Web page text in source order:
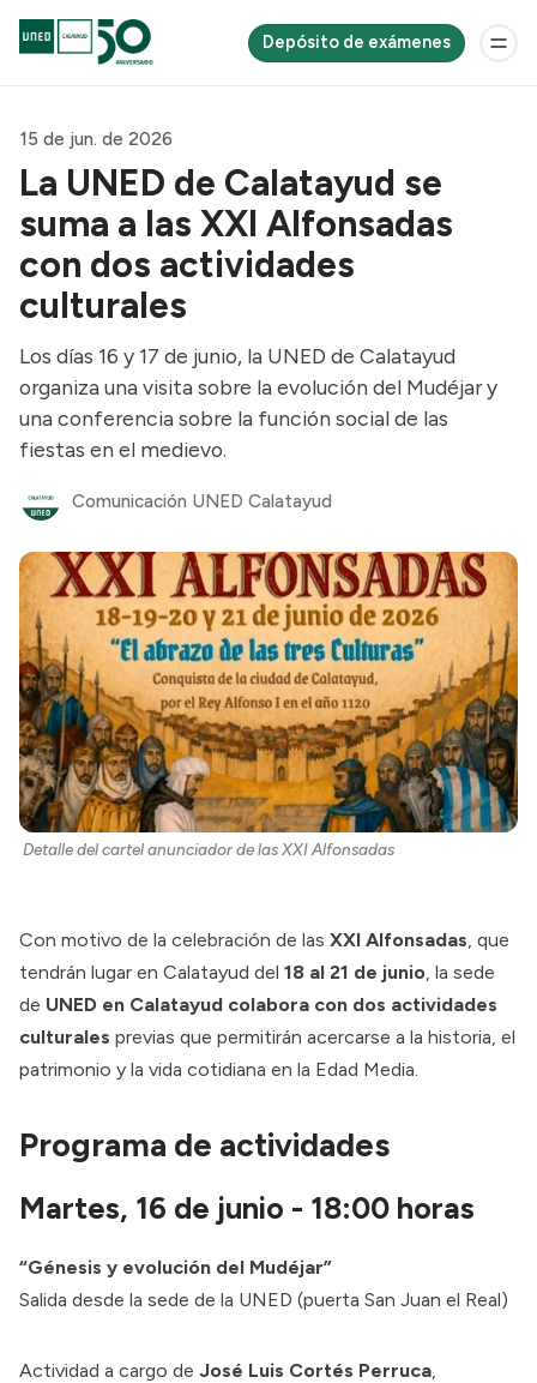
Depósito de exámenes
15 de jun. de 2026
La UNED de Calatayud se
suma a las XXI Alfonsadas
con dos actividades
culturales
Los días 16 y 17 de junio, la UNED de Calatayud
organiza una visita sobre la evolución del Mudéjar y
una conferencia sobre la función social de las
fiestas en el medievo.
Comunicación UNED Calatayud
Detalle del cartel anunciador de las XXI Alfonsadas
Con motivo de la celebración de las XXI Alfonsadas, que
tendrán lugar en Calatayud del 18 al 21 de junio, la sede
de UNED en Calatayud colabora con dos actividades
culturales previas que permitirán acercarse a la historia, el
patrimonio y la vida cotidiana en la Edad Media.
Programa de actividades
Martes, 16 de junio - 18:00 horas
“Génesis y evolución del Mudéjar”
Salida desde la sede de la UNED (puerta San Juan el Real)
Actividad a cargo de José Luis Cortés Perruca,